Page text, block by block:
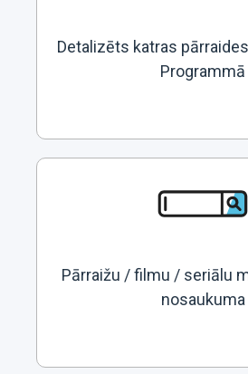
Detalizēts katras
Programmā
Pārraižu / filmu / seriālu
nosaukuma